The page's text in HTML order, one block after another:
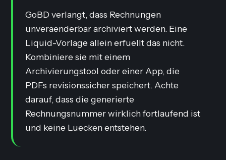
GoBD verlangt, dass Rechnungen
unveraenderbar archiviert werden. Eine
Liquid-Vorlage allein erfuellt das nicht.
Kombiniere sie mit einem
Archivierungstool oder einer App, die
PDFs revisionssicher speichert. Achte
darauf, dass die generierte
Rechnungsnummer wirklich fortlaufend ist
und keine Luecken entstehen.